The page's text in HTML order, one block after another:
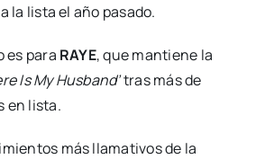
la lista el año pasado.
es para RAYE, que mantiene la
Is My Husband’tras más de
en lista.
más llamativos de la